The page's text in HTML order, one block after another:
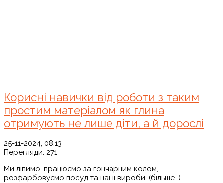
Корисні навички від роботи з таким
простим матеріалом як глина
отримують не лише діти, а й дорослі
25-11-2024, 08:13
Перегляди: 271
Ми ліпимо, працюємо за гончарним колом,
розфарбовуємо посуд та наші вироби. (більше…)